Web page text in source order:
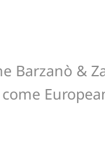
Barzanò &